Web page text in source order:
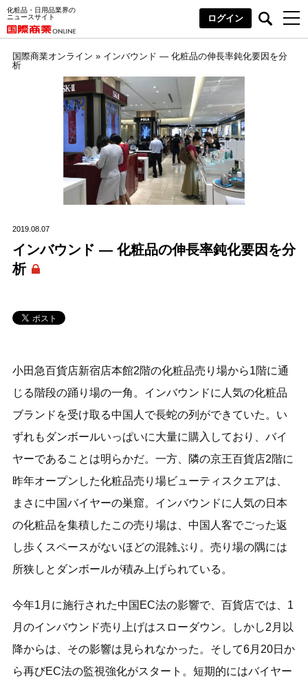
化粧品・日用品業界の
ニュースサイト
ログイン
国際商業オンライン » インバウンド ― 化粧品の伸長率鈍化要因を分
析
2019.08.07
インバウンド ― 化粧品の伸長率鈍化要因を分
析
小田急百貨店新宿店本館2階の化粧品売り場から1階に通
じる階段の踊り場の一角。インバウンドに人気の化粧品
ブランドを受け取る中国人で長蛇の列ができていた。い
ずれもダンボールいっぱいに大量に購入しており、バイ
ヤーであることは明らかだ。一方、隣の京王百貨店2階に
昨年オープンした化粧品売り場ビューティスクエアは、
まさに中国バイヤーの巣窟。インバウンドに人気の日本
の化粧品を集積したこの売り場は、中国人客でごった返
し歩くスペースがないほどの混雑ぶり。売り場の隅には
所狭しとダンボールが積み上げられている。
今年1月に施行された中国EC法の影響で、百貨店では、1
月のインバウンド売り上げはスローダウン。しかし2月以
降からは、その影響は見られなかった。そして6月20日か
ら再びEC法の監視強化がスタート。短期的にはバイヤー